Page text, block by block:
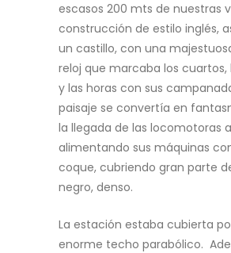
escasos 200 mts de nuestras
construcción de estilo inglés,
un castillo, con una
reloj que marcaba los cuartos,
y las horas con sus
paisaje se convertía en
la llegada de las locomotoras
alimentando sus máquinas
coque, cubriendo gran parte
negro, denso.
La estación estaba cubierta
enorme techo parabólico.